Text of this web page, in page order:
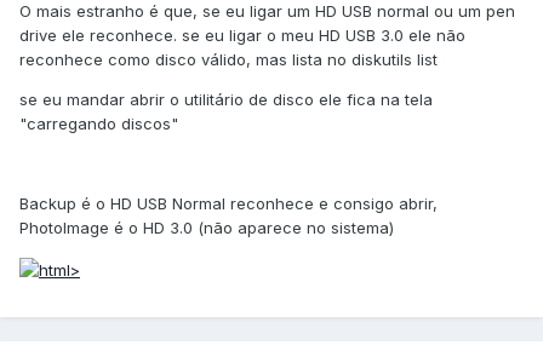
O mais estranho é que, se eu ligar um HD USB normal ou um pen
drive ele reconhece. se eu ligar o meu HD USB 3.0 ele não
reconhece como disco válido, mas lista no diskutils list
se eu mandar abrir o utilitário de disco ele fica na tela
"carregando discos"
Backup é o HD USB Normal reconhece e consigo abrir,
PhotoImage é o HD 3.0 (não aparece no sistema)